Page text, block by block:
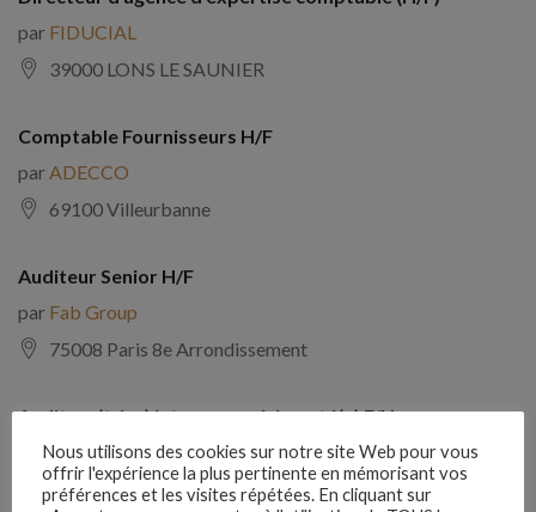
par FIDUCIAL
39000 LONS LE SAUNIER
Comptable Fournisseurs H/F
par ADECCO
69100 Villeurbanne
Auditeur Senior H/F
par Fab Group
75008 Paris 8e Arrondissement
Auditeur(trice) interne expérimenté(e) F/H
parComptabilite Emploi
39130 Châtillon
Nous utilisons des cookies sur notre site Web pour vous
offrir l'expérience la plus pertinente en mémorisant vos
préférences et les visites répétées. En cliquant sur